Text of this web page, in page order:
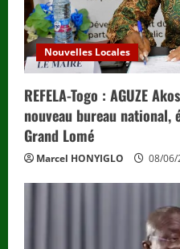
Nouvelles Locales
REFELA-Togo : AGUZE
nouveau bureau national,
Grand Lomé
Marcel HONYIGLO 08/06/